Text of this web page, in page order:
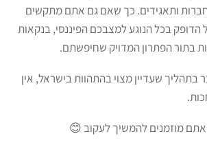
ותאגידים. כך שאם גם אתם מתקשים
בכל הנוגע למצבכם הפיננסי, בנקאות
בתור הפתרון המדויק שחיפשתם.
שעדיין מצוי בהתהוות בישראל, אין
מוזמנים להמשיך לעקוב 😊